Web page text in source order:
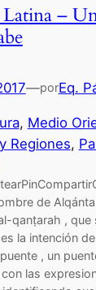
–
—porEq.
, Medio
Regiones,
de
la intención
, un
las